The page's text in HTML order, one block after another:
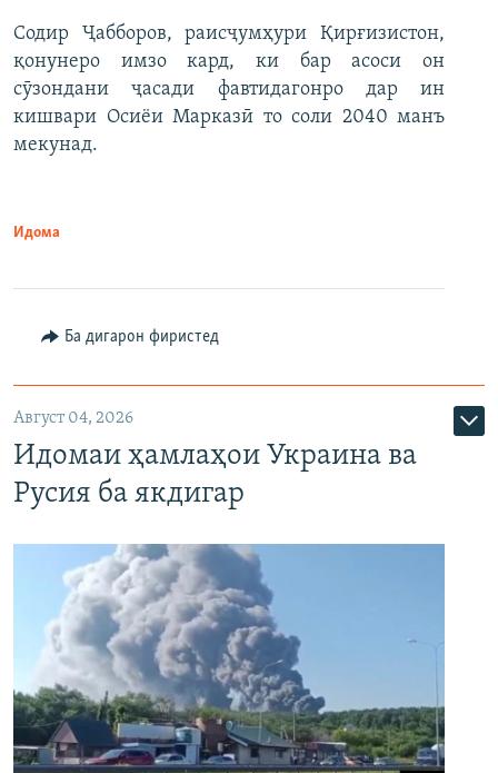
Содир Ҷабборов, раисҷумҳури Қирғизистон,
қонунеро имзо кард, ки бар асоси он
сӯзондани ҷасади фавтидагонро дар ин
кишвари Осиёи Марказӣ то соли 2040 манъ
мекунад.
Идома
Ба дигарон фиристед
Август 04, 2026
Идомаи ҳамлаҳои Украина ва
Русия ба якдигар